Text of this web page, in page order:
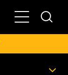
Главное